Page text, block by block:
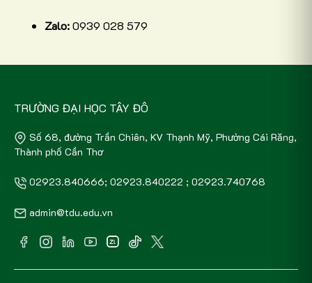
Zalo:0939 028 579
TRƯỜNG ĐẠI HỌC TÂY ĐÔ
Số 68, đường Trần Chiên, KV Thạnh Mỹ, Phường Cái Răng,
Thành phố Cần Thơ
02923.840666; 02923.840222 ; 02923.740768
admin@tdu.edu.vn